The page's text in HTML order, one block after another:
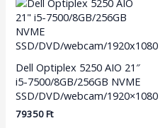
Dell Optiplex 5250 AIO 21″
i5-7500/8GB/256GB NVME
SSD/DVD/webcam/1920×1080
79350Ft